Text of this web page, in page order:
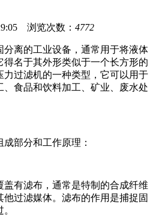
浏览次数： 4772
分离的工业设备，通常用于将液体
得名于其外形类似于一个长方形的
力过滤机的一种类型，它可以用于
食品和饮料加工、矿业、废水处
部分和工作原理：
盖有滤布，通常是特制的合成纤维
过滤媒体。滤布的作用是捕捉固